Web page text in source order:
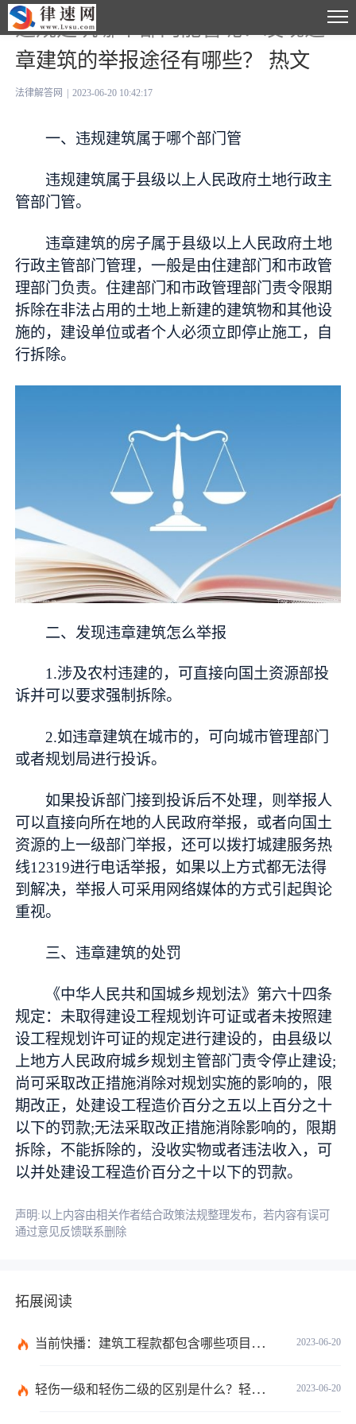
违规建筑哪个部门能管呢？发现违
章建筑的举报途径有哪些？ 热文
法律解答网 2023-06-20 10:42:17
一、违规建筑属于哪个部门管
违规建筑属于县级以上人民政府土地行政主
管部门管。
违章建筑的房子属于县级以上人民政府土地
行政主管部门管理，一般是由住建部门和市政管
理部门负责。住建部门和市政管理部门责令限期
拆除在非法占用的土地上新建的建筑物和其他设
施的，建设单位或者个人必须立即停止施工，自
行拆除。
二、发现违章建筑怎么举报
1.涉及农村违建的，可直接向国土资源部投
诉并可以要求强制拆除。
2.如违章建筑在城市的，可向城市管理部门
或者规划局进行投诉。
如果投诉部门接到投诉后不处理，则举报人
可以直接向所在地的人民政府举报，或者向国土
资源的上一级部门举报，还可以拨打城建服务热
线12319进行电话举报，如果以上方式都无法得
到解决，举报人可采用网络媒体的方式引起舆论
重视。
三、违章建筑的处罚
《中华人民共和国城乡规划法》第六十四条
规定：未取得建设工程规划许可证或者未按照建
设工程规划许可证的规定进行建设的，由县级以
上地方人民政府城乡规划主管部门责令停止建设;
尚可采取改正措施消除对规划实施的影响的，限
期改正，处建设工程造价百分之五以上百分之十
以下的罚款;无法采取改正措施消除影响的，限期
拆除，不能拆除的，没收实物或者违法收入，可
以并处建设工程造价百分之十以下的罚款。
声明:以上内容由相关作者结合政策法规整理发布，若内容有误可
通过意见反馈联系删除
拓展阅读
2023-06-20
当前快播：建筑工程款都包含哪些项目？建筑施工纠纷管辖法院如何确定？
2023-06-20
轻伤一级和轻伤二级的区别是什么？轻伤一级的内容都包括哪些？